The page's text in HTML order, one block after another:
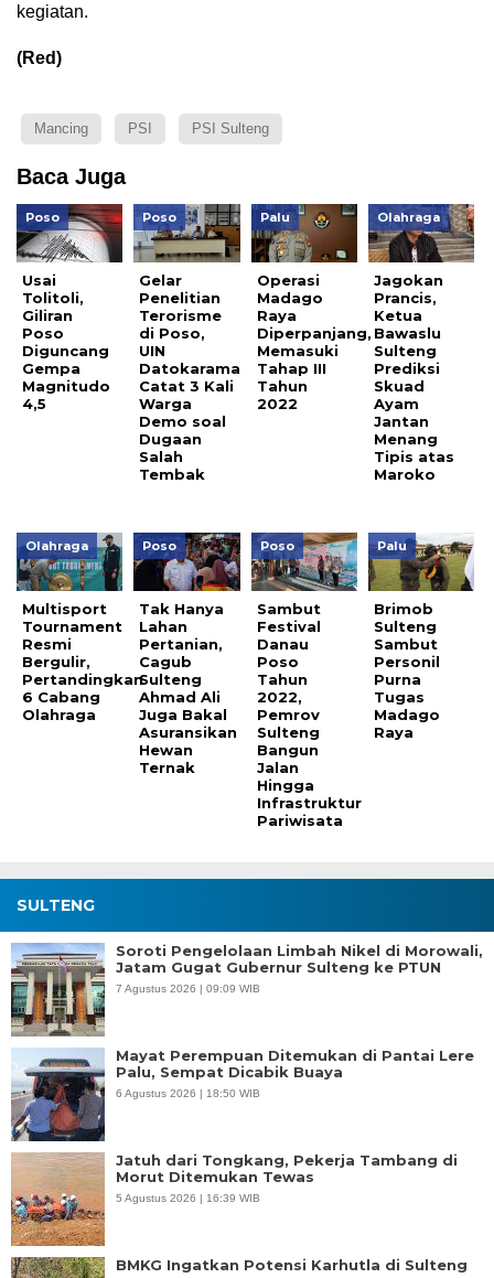
kegiatan.
(Red)
Mancing PSI PSI Sulteng
Baca Juga
Poso
Usai
Tolitoli,
Giliran
Poso
Diguncang
Gempa
Magnitudo
4,5
Poso
Gelar
Penelitian
Terorisme
di Poso,
UIN
Datokarama
Catat 3 Kali
Warga
Demo soal
Dugaan
Salah
Tembak
Palu
Operasi
Madago
Raya
Diperpanjang,
Memasuki
Tahap III
Tahun
2022
Olahraga
Jagokan
Prancis,
Ketua
Bawaslu
Sulteng
Prediksi
Skuad
Ayam
Jantan
Menang
Tipis atas
Maroko
Olahraga
Multisport
Tournament
Resmi
Bergulir,
Pertandingkan
6 Cabang
Olahraga
Poso
Tak Hanya
Lahan
Pertanian,
Cagub
Sulteng
Ahmad Ali
Juga Bakal
Asuransikan
Hewan
Ternak
Poso
Sambut
Festival
Danau
Poso
Tahun
2022,
Pemrov
Sulteng
Bangun
Jalan
Hingga
Infrastruktur
Pariwisata
Palu
Brimob
Sulteng
Sambut
Personil
Purna
Tugas
Madago
Raya
SULTENG
Soroti Pengelolaan Limbah Nikel di Morowali,
Jatam Gugat Gubernur Sulteng ke PTUN
7 Agustus 2026 | 09:09 WIB
Mayat Perempuan Ditemukan di Pantai Lere
Palu, Sempat Dicabik Buaya
6 Agustus 2026 | 18:50 WIB
Jatuh dari Tongkang, Pekerja Tambang di
Morut Ditemukan Tewas
5 Agustus 2026 | 16:39 WIB
BMKG Ingatkan Potensi Karhutla di Sulteng